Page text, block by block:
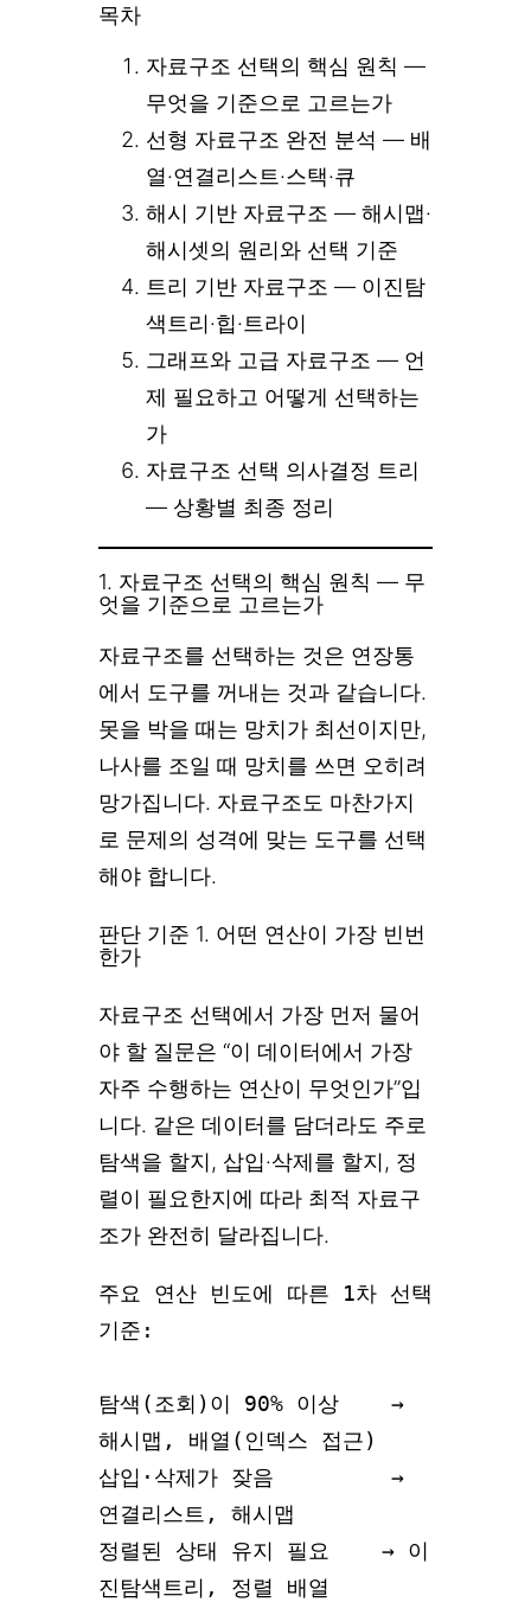
목차
자료구조 선택의 핵심 원칙 —
무엇을 기준으로 고르는가
선형 자료구조 완전 분석 — 배
열·연결리스트·스택·큐
해시 기반 자료구조 — 해시맵·
해시셋의 원리와 선택 기준
트리 기반 자료구조 — 이진탐
색트리·힙·트라이
그래프와 고급 자료구조 — 언
제 필요하고 어떻게 선택하는
가
자료구조 선택 의사결정 트리
— 상황별 최종 정리
1. 자료구조 선택의 핵심 원칙 — 무
엇을 기준으로 고르는가
자료구조를 선택하는 것은 연장통
에서 도구를 꺼내는 것과 같습니다.
못을 박을 때는 망치가 최선이지만,
나사를 조일 때 망치를 쓰면 오히려
망가집니다. 자료구조도 마찬가지
로 문제의 성격에 맞는 도구를 선택
해야 합니다.
판단 기준 1. 어떤 연산이 가장 빈번
한가
자료구조 선택에서 가장 먼저 물어
야 할 질문은 “이 데이터에서 가장
자주 수행하는 연산이 무엇인가”입
니다. 같은 데이터를 담더라도 주로
탐색을 할지, 삽입·삭제를 할지, 정
렬이 필요한지에 따라 최적 자료구
조가 완전히 달라집니다.
주요 연산 빈도에 따른 1차 선택
기준:
탐색(조회)이 90% 이상    →
해시맵, 배열(인덱스 접근)
삽입·삭제가 잦음         →
연결리스트, 해시맵
정렬된 상태 유지 필요    → 이
진탐색트리, 정렬 배열